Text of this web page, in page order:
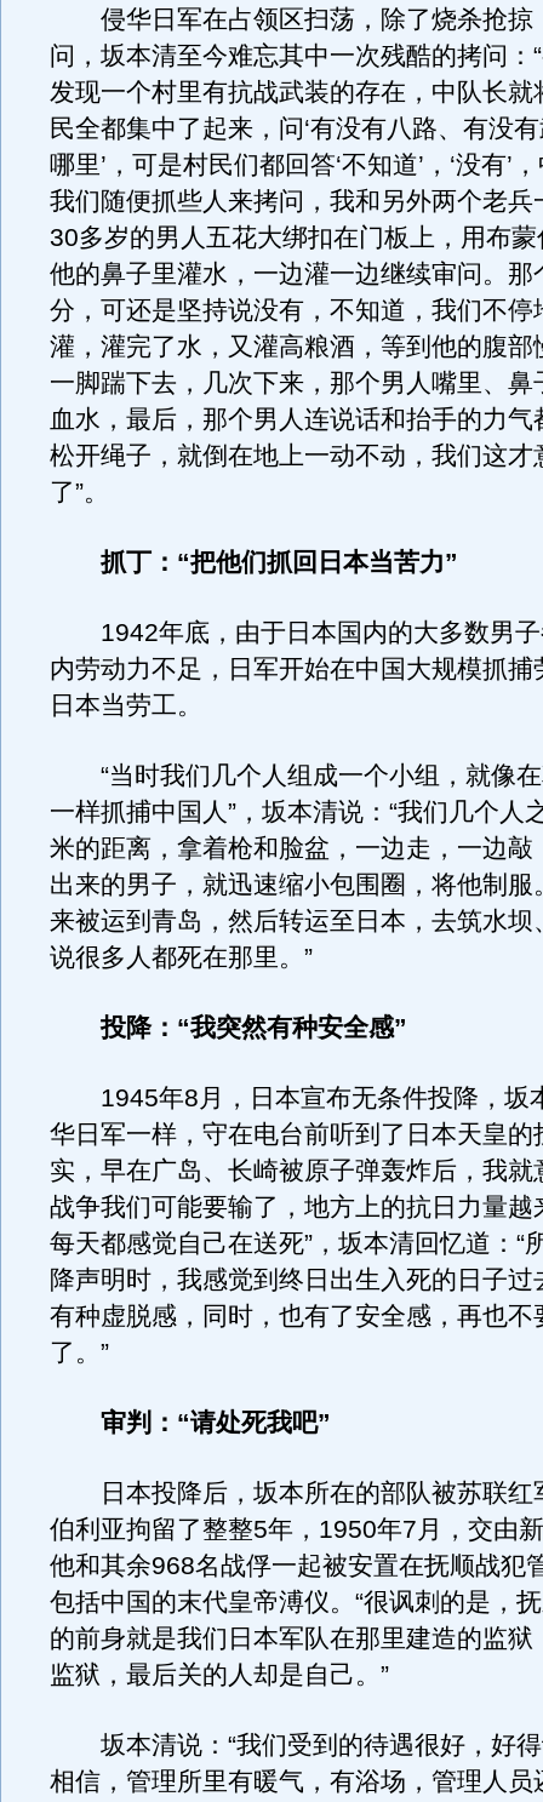
侵华日军在占领区扫荡，除了烧杀抢掠
问，坂本清至今难忘其中一次残酷的拷问：
发现一个村里有抗战武装的存在，中队长就
民全都集中了起来，问‘有没有八路、有没
哪里’，可是村民们都回答‘不知道’，‘没有’
我们随便抓些人来拷问，我和另外两个老兵
30多岁的男人五花大绑扣在门板上，用布
他的鼻子里灌水，一边灌一边继续审问。那
分，可还是坚持说没有，不知道，我们不停
灌，灌完了水，又灌高粮酒，等到他的腹部
一脚踹下去，几次下来，那个男人嘴里、鼻
血水，最后，那个男人连说话和抬手的力气
松开绳子，就倒在地上一动不动，我们这才
了”。
抓丁：“把他们抓回日本当苦力”
1942年底，由于日本国内的大多数男子
内劳动力不足，日军开始在中国大规模抓捕
日本当劳工。
“当时我们几个人组成一个小组，就像在
一样抓捕中国人”，坂本清说：“我们几个人
米的距离，拿着枪和脸盆，一边走，一边敲
出来的男子，就迅速缩小包围圈，将他制服
来被运到青岛，然后转运至日本，去筑水坝
说很多人都死在那里。”
投降：“我突然有种安全感”
1945年8月，日本宣布无条件投降，坂
华日军一样，守在电台前听到了日本天皇的
实，早在广岛、长崎被原子弹轰炸后，我就
战争我们可能要输了，地方上的抗日力量越
每天都感觉自己在送死”，坂本清回忆道：“
降声明时，我感觉到终日出生入死的日子过
有种虚脱感，同时，也有了安全感，再也不
了。”
审判：“请处死我吧”
日本投降后，坂本所在的部队被苏联红
伯利亚拘留了整整5年，1950年7月，交由
他和其余968名战俘一起被安置在抚顺战犯
包括中国的末代皇帝溥仪。“很讽刺的是，
的前身就是我们日本军队在那里建造的监狱
监狱，最后关的人却是自己。”
坂本清说：“我们受到的待遇很好，好得
相信，管理所里有暖气，有浴场，管理人员